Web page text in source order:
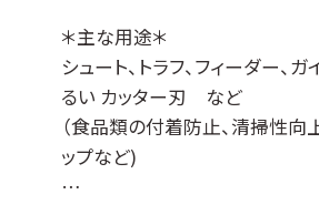
＊主な用途＊
シュート、トラフ、フィーダー、ガ
るい カッター刃 など
（食品類の付着防止、清掃性向
ップなど)